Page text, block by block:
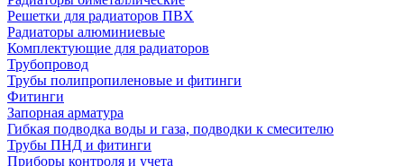
Решетки для радиаторов ПВХ
Радиаторы алюминиевые
Комплектующие для радиаторов
Трубопровод
Трубы полипропиленовые и фитинги
Фитинги
Запорная арматура
Гибкая подводка воды и газа, подводки к смесителю
Трубы ПНД и фитинги
Приборы контроля и учета